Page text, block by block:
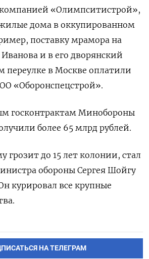
«Олимпситистрой»,
дома в оккупированном
поставку мрамора на
и в его дворянский
переулке в Москве оплатили
«Оборонспецстрой».
госконтрактам Минобороны
более 65 млрд рублей.
грозит до 15 лет колонии, стал
обороны Сергея Шойгу
курировал все крупные
НА ТЕЛЕГРАМ